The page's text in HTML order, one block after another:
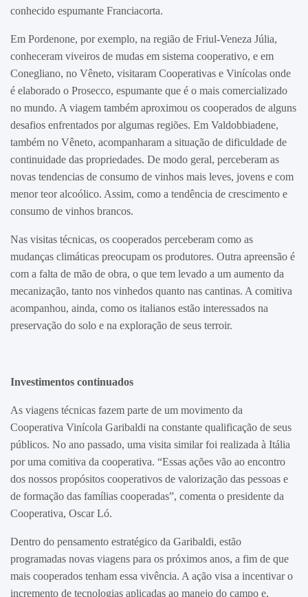
conhecido espumante Franciacorta.
Em Pordenone, por exemplo, na região de Friul-Veneza Júlia,
conheceram viveiros de mudas em sistema cooperativo, e em
Conegliano, no Vêneto, visitaram Cooperativas e Vinícolas onde
é elaborado o Prosecco, espumante que é o mais comercializado
no mundo. A viagem também aproximou os cooperados de alguns
desafios enfrentados por algumas regiões. Em Valdobbiadene,
também no Vêneto, acompanharam a situação de dificuldade de
continuidade das propriedades. De modo geral, perceberam as
novas tendencias de consumo de vinhos mais leves, jovens e com
menor teor alcoólico. Assim, como a tendência de crescimento e
consumo de vinhos brancos.
Nas visitas técnicas, os cooperados perceberam como as
mudanças climáticas preocupam os produtores. Outra apreensão é
com a falta de mão de obra, o que tem levado a um aumento da
mecanização, tanto nos vinhedos quanto nas cantinas. A comitiva
acompanhou, ainda, como os italianos estão interessados na
preservação do solo e na exploração de seus terroir.
Investimentos continuados
As viagens técnicas fazem parte de um movimento da
Cooperativa Vinícola Garibaldi na constante qualificação de seus
públicos. No ano passado, uma visita similar foi realizada à Itália
por uma comitiva da cooperativa. “Essas ações vão ao encontro
dos nossos propósitos cooperativos de valorização das pessoas e
de formação das famílias cooperadas”, comenta o presidente da
Cooperativa, Oscar Ló.
Dentro do pensamento estratégico da Garibaldi, estão
programadas novas viagens para os próximos anos, a fim de que
mais cooperados tenham essa vivência. A ação visa a incentivar o
incremento de tecnologias aplicadas ao manejo do campo e,